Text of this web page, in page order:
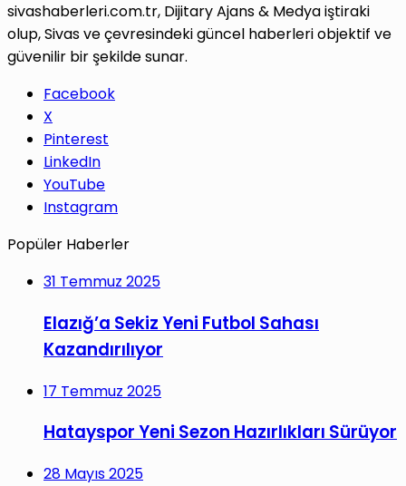
sivashaberleri.com.tr, Dijitary Ajans & Medya iştiraki
olup, Sivas ve çevresindeki güncel haberleri objektif ve
güvenilir bir şekilde sunar.
Facebook
X
Pinterest
LinkedIn
YouTube
Instagram
Popüler Haberler
31 Temmuz 2025
Elazığ’a Sekiz Yeni Futbol Sahası
Kazandırılıyor
17 Temmuz 2025
Hatayspor Yeni Sezon Hazırlıkları Sürüyor
28 Mayıs 2025